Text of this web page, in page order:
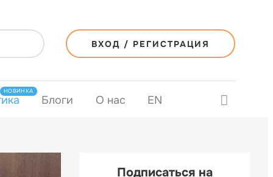
ВХОД / РЕГИСТРАЦИЯ
НОВИНКА
Блоги О нас EN
Подписаться на